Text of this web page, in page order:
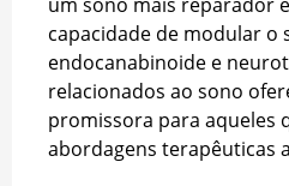
capacidade de modular o
endocanabinoide e
relacionados ao sono
promissora para aqueles
abordagens terapêuticas